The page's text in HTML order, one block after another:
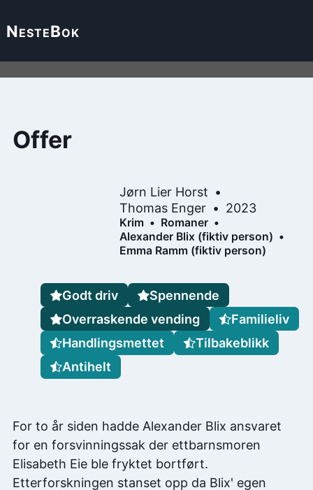
NesteBok
Offer
Jørn Lier Horst
Thomas Enger
2023
Krim
Romaner
Alexander Blix (fiktiv person)
Emma Ramm (fiktiv person)
For to år siden hadde Alexander Blix ansvaret
for en forsvinningssak der ettbarnsmoren
Elisabeth Eie ble fryktet bortført.
Etterforskningen stanset opp da Blix' egen
Godt driv
Spennende
Overraskende vending
Familieliv
Handlingsmettet
Tilbakeblikk
Antihelt